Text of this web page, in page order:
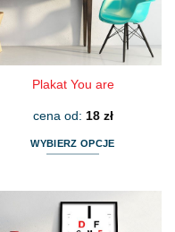
na
stronie
produktu
Plakat You are
cena od: 18 zł
WYBIERZ OPCJE
ma
wiele